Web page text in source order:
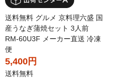
送料無料 グルメ 京料理六盛 国
産うなぎ蒲焼セット 3人前
RM-60U3F メーカー直送 冷凍
便
5,400円
送料無料